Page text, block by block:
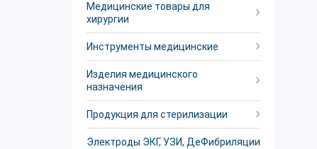
Медицинские товары для
хирургии
Инструменты медицинские
Изделия медицинского
назначения
Продукция для стерилизации
Электроды ЭКГ, УЗИ, ДеФибриляции